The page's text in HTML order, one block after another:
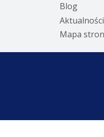
Blog
Aktualności
Mapa